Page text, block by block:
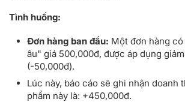
Tình huống:
Đơn hàng ban đầu: Một đơn hàng
âu" giá 500,000đ, được áp dụng giảm
(-50,000đ).
Lúc này, báo cáo sẽ ghi nhận doanh
phẩm này là: +450,000đ.